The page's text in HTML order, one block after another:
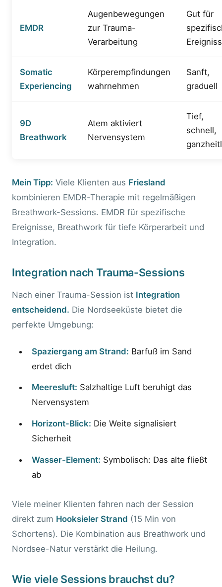
EMDR
Augenbewegungen
zur Trauma-
Verarbeitung
Gut für
Somatic
Experiencing
Körperempfindungen
wahrnehmen
Sanft,
graduell
9D
Breathwork
Atem aktiviert
Nervensystem
Tief,
schnell,
Mein Tipp: Viele Klienten aus Friesland
kombinieren EMDR-Therapie mit regelmäßigen
Breathwork-Sessions. EMDR für spezifische
Ereignisse, Breathwork für tiefe Körperarbeit und
Integration.
Integration nach Trauma-Sessions
Nach einer Trauma-Session ist Integration
entscheidend. Die Nordseeküste bietet die
perfekte Umgebung:
Spaziergang am Strand: Barfuß im Sand
erdet dich
Meeresluft: Salzhaltige Luft beruhigt das
Nervensystem
Horizont-Blick: Die Weite signalisiert
Sicherheit
Wasser-Element: Symbolisch: Das alte fließt
ab
Viele meiner Klienten fahren nach der Session
direkt zum Hooksieler Strand (15 Min von
Schortens). Die Kombination aus Breathwork und
Nordsee-Natur verstärkt die Heilung.
Wie viele Sessions brauchst du?